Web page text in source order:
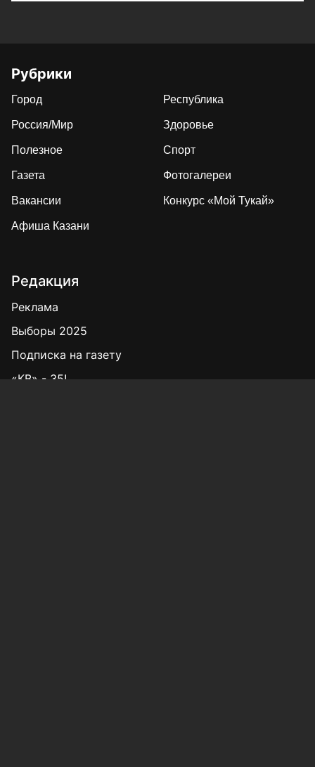
Рубрики
Город Республика
Россия/Мир Здоровье
Полезное Спорт
Газета Фотогалереи
Вакансии Конкурс «Мой Тукай»
Афиша Казани
Редакция
Реклама
Выборы 2025
Подписка на газету
«КВ» - 35!